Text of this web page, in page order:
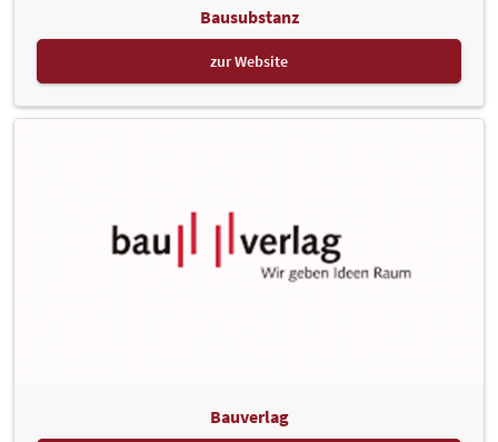
Bausubstanz
zur Website
Bauverlag